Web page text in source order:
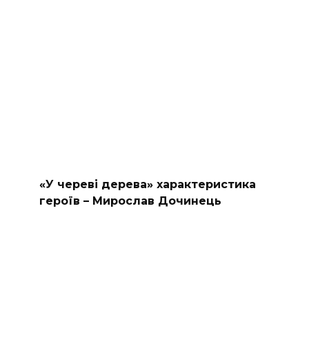
«У череві дерева» характеристика
героїв – Мирослав Дочинець